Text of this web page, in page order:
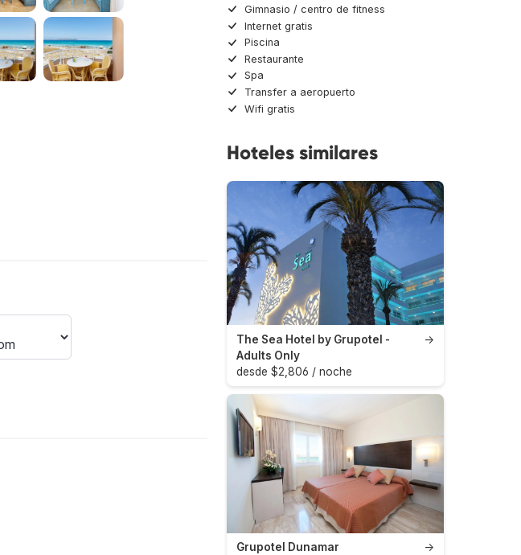
Gimnasio / centro de fitness
Internet gratis
Piscina
Restaurante
Spa
Transfer a aeropuerto
Wifi gratis
Hoteles similares
→
The Sea Hotel by Grupotel -
Adults Only
desde $2,806 / noche
→
Grupotel Dunamar